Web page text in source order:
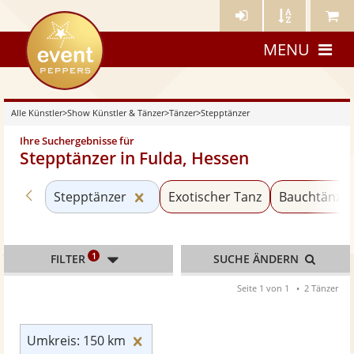
Künstler- Künstler Meine
eventpeppers
MENU
Alle Künstler>Show Künstler & Tänzer>Tänzer>Stepptänzer
Ihre Suchergebnisse für
Stepptänzer in Fulda, Hessen
Zurück zu «Tänzer»
Stepptänzer Kategorie «Stepptänzer»
Exotischer Tanz Bauchtänzer
Umkreis: 150 km
FILTER 1 SUCHE ÄNDERN
Seite 1 von 1 2 Tänzer